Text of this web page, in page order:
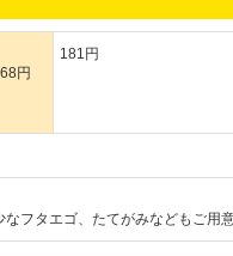
円
181円
フタエゴ、たてがみなどもご用意